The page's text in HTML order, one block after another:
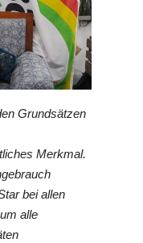
Grundsätzen
Merkmal.
bei allen
alle